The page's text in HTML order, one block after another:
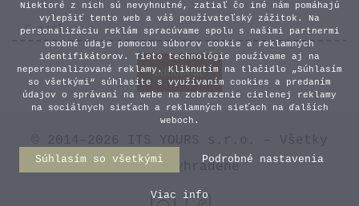
práva vyhradené
Niektoré z nich sú nevyhnutné, zatiaľ čo iné nám pomáhajú
vylepšiť tento web a váš používateľský zážitok. Na
personalizáciu reklám spracúvame spolu s našimi partnermi
osobné údaje pomocou súborov cookie a reklamných
identifikátorov. Tieto technológie používame aj na
nepersonalizované reklamy. Kliknutím na tlačidlo „Súhlasím
so všetkými“ súhlasíte s využívaním cookies a predaním
údajov o správaní na webe na zobrazenie cielenej reklamy
na sociálnych sieťach a reklamných sieťach na ďalších
weboch.
Súhlasím so všetkými Podrobné nastavenia
Viac info